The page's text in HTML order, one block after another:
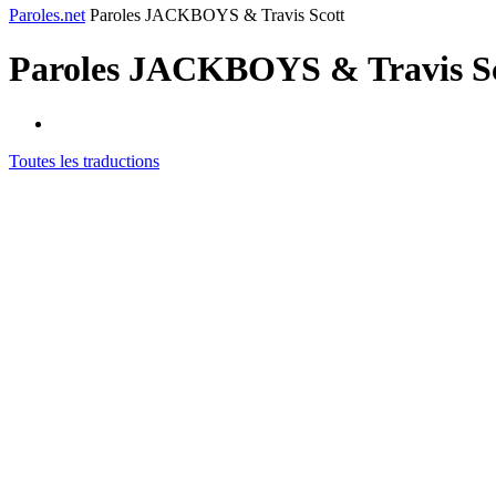
Paroles.net Paroles JACKBOYS & Travis Scott
Paroles JACKBOYS & Travis
Toutes les traductions